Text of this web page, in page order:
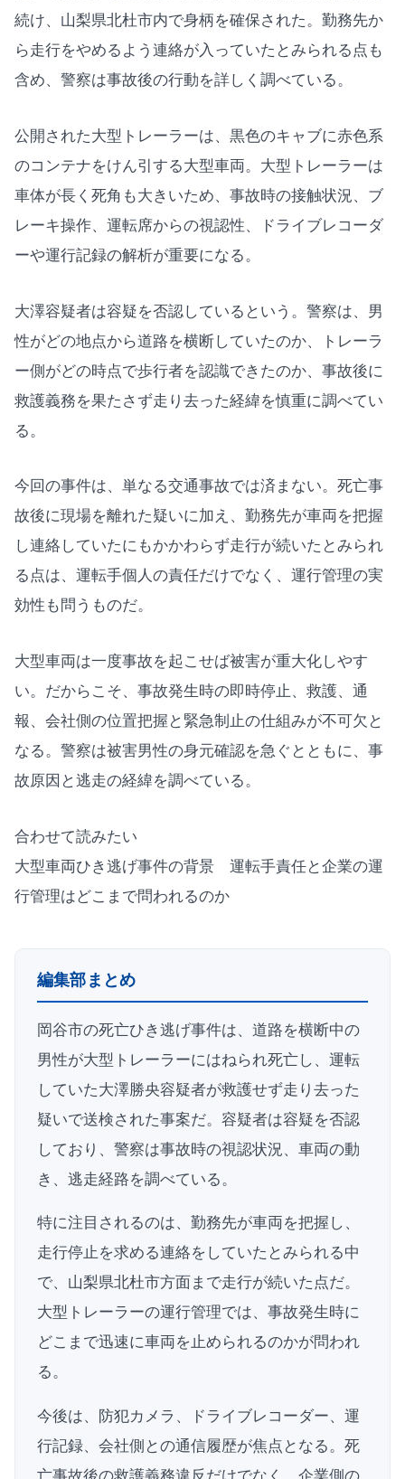
続け、山梨県北杜市内で身柄を確保された。勤務先か
ら走行をやめるよう連絡が入っていたとみられる点も
含め、警察は事故後の行動を詳しく調べている。
公開された大型トレーラーは、黒色のキャブに赤色系
のコンテナをけん引する大型車両。大型トレーラーは
車体が長く死角も大きいため、事故時の接触状況、ブ
レーキ操作、運転席からの視認性、ドライブレコーダ
ーや運行記録の解析が重要になる。
大澤容疑者は容疑を否認しているという。警察は、男
性がどの地点から道路を横断していたのか、トレーラ
ー側がどの時点で歩行者を認識できたのか、事故後に
救護義務を果たさず走り去った経緯を慎重に調べてい
る。
今回の事件は、単なる交通事故では済まない。死亡事
故後に現場を離れた疑いに加え、勤務先が車両を把握
し連絡していたにもかかわらず走行が続いたとみられ
る点は、運転手個人の責任だけでなく、運行管理の実
効性も問うものだ。
大型車両は一度事故を起こせば被害が重大化しやす
い。だからこそ、事故発生時の即時停止、救護、通
報、会社側の位置把握と緊急制止の仕組みが不可欠と
なる。警察は被害男性の身元確認を急ぐとともに、事
故原因と逃走の経緯を調べている。
合わせて読みたい
大型車両ひき逃げ事件の背景 運転手責任と企業の運
行管理はどこまで問われるのか
編集部まとめ
岡谷市の死亡ひき逃げ事件は、道路を横断中の
男性が大型トレーラーにはねられ死亡し、運転
していた大澤勝央容疑者が救護せず走り去った
疑いで送検された事案だ。容疑者は容疑を否認
しており、警察は事故時の視認状況、車両の動
き、逃走経路を調べている。
特に注目されるのは、勤務先が車両を把握し、
走行停止を求める連絡をしていたとみられる中
で、山梨県北杜市方面まで走行が続いた点だ。
大型トレーラーの運行管理では、事故発生時に
どこまで迅速に車両を止められるのかが問われ
る。
今後は、防犯カメラ、ドライブレコーダー、運
行記録、会社側との通信履歴が焦点となる。死
亡事故後の救護義務違反だけでなく、企業側の